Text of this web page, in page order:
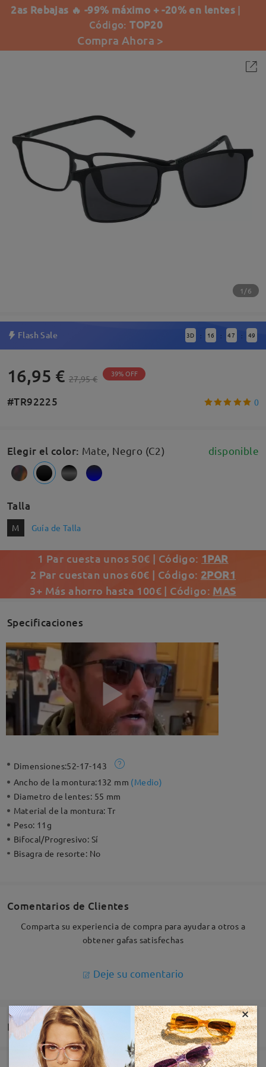
2as Rebajas 🔥 -99% máximo + -20% en lentes |
Código:TOP20
Compra Ahora >
1/6
Flash Sale 3D : 16 : 47 : 48
16,95 € 27,95 € 39% OFF
#TR92225 0
Elegir el color: Mate, Negro (C2) disponible
Talla
M Guía de Talla
1 Par cuesta unos 50€ | Código: 1PAR
2 Par cuestan unos 60€ | Código: 2POR1
3+ Más ahorro hasta 100€ | Código: MAS
Specificaciones
Dimensiones:52-17-143
Ancho de la montura:132 mm (Medio)
Diametro de lentes: 55 mm
Material de la montura:Tr
Peso: 11g
Bifocal/Progresivo: Sí
Bisagra de resorte: No
Comentarios de Clientes
Comparta su experiencia de compra para ayudar a otros a
obtener gafas satisfechas
Deje su comentario
Entrega
×